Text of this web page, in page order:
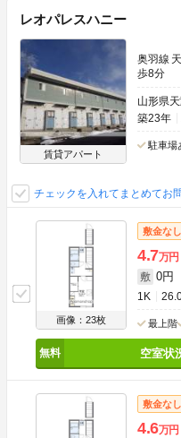
レオパレスハニー
賃貸アパート
奥羽線
歩8分
山形県
築23年
駐車場
チェックを入れてまとめてお
画像：23枚
敷金なし
4.7万円
敷 0円
1K
最上階
空室状
敷金なし
4.6万円